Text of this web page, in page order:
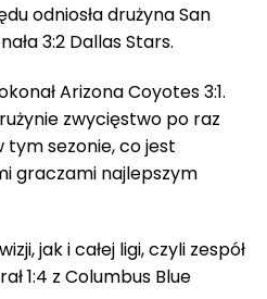
odniosła drużyna San
3:2 Dallas Stars.
Arizona Coyotes 3:1.
zwycięstwo po raz
tym sezonie, co jest
graczami najlepszym
jak i całej ligi, czyli zespół
1:4 z Columbus Blue